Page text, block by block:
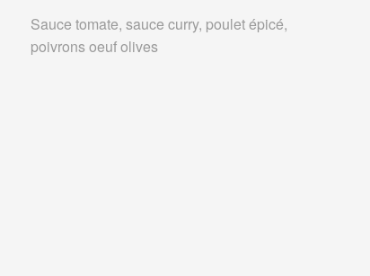
Sauce tomate, sauce curry, poulet épicé,
poivrons oeuf olives